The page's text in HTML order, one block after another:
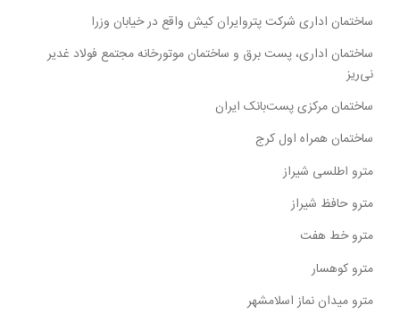
ساختمان اداری شرکت پتروایران کیش واقع در خیابان وزرا
ساختمان اداری، پست برق و ساختمان موتورخانه مجتمع فولاد غدیر
نی‌ریز
ساختمان مرکزی پست‌بانک ایران
ساختمان همراه اول کرج
مترو اطلسی شیراز
مترو حافظ شیراز
مترو خط هفت
مترو کوهسار
مترو میدان نماز اسلامشهر